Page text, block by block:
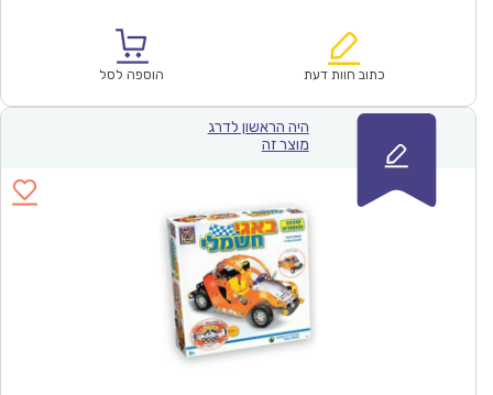
₪100.00.
הוא:
כתוב חוות דעת הוספה לסל
היה הראשון לדרג
מוצר זה